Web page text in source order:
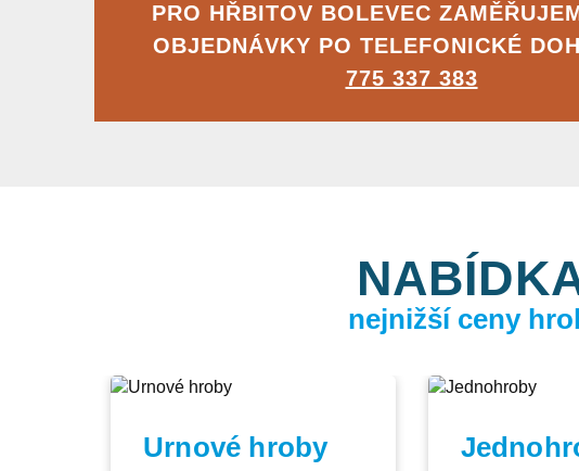
PRO HŘBITOV BOLEVEC
OBJEDNÁVKY PO TELEFONICKÉ
775 337 383
nejnižší ceny
Urnové hroby